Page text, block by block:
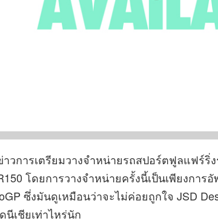
วการเตรียมวางจำหน่ายรถสปอร์ตฟูลแฟร์ริ่
โดยการวางจำหน่ายครั้งนี้เป็นเพียงกา
ซึ่งมันดูเหมือนว่าจะไม่ค่อยถูกใจ JSD
นีเชียเท่าไหร่นัก